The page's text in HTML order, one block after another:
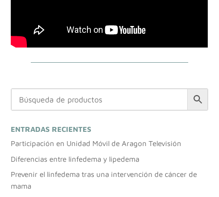
ENTRADAS RECIENTES
Participación en Unidad Móvil de Aragon Televisión
Diferencias entre linfedema y lipedema
Prevenir el linfedema tras una intervención de cáncer de
mama